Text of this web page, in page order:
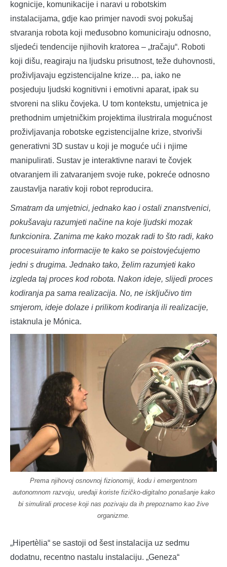
kognicije, komunikacije i naravi u robotskim
instalacijama, gdje kao primjer navodi svoj pokušaj
stvaranja robota koji međusobno komuniciraju odnosno,
sljedeći tendencije njihovih kratorea – „tračaju“. Roboti
koji dišu, reagiraju na ljudsku prisutnost, teže duhovnosti,
proživljavaju egzistencijalne krize… pa, iako ne
posjeduju ljudski kognitivni i emotivni aparat, ipak su
stvoreni na sliku čovjeka. U tom kontekstu, umjetnica je
prethodnim umjetničkim projektima ilustrirala mogućnost
proživljavanja robotske egzistencijalne krize, stvorivši
generativni 3D sustav u koji je moguće ući i njime
manipulirati. Sustav je interaktivne naravi te čovjek
otvaranjem ili zatvaranjem svoje ruke, pokreće odnosno
zaustavlja narativ koji robot reproducira.
Smatram da umjetnici, jednako kao i ostali znanstvenici,
pokušavaju razumjeti načine na koje ljudski mozak
funkcionira. Zanima me kako mozak radi to što radi, kako
procesuiramo informacije te kako se poistovjećujemo
jedni s drugima. Jednako tako, želim razumjeti kako
izgleda taj proces kod robota. Nakon ideje, slijedi proces
kodiranja pa sama realizacija. No, ne isključivo tim
smjerom, ideje dolaze i prilikom kodiranja ili realizacije,
istaknula je Mónica.
Prema njihovoj osnovnoj fizionomiji, kodu i emergentnom
autonomnom razvoju, uređaji koriste fizičko-digitalno ponašanje kako
bi simulirali procese koji nas pozivaju da ih prepoznamo kao žive
organizme.
„Hipertèlia“ se sastoji od šest instalacija uz sedmu
dodatnu, recentno nastalu instalaciju. „Geneza“